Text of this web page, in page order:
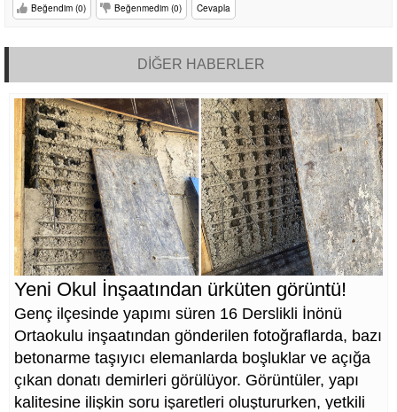
Beğendim (0) Beğenmedim (0) Cevapla
DİĞER HABERLER
Yeni Okul İnşaatından ürküten görüntü!
Genç ilçesinde yapımı süren 16 Derslikli İnönü
Ortaokulu inşaatından gönderilen fotoğraflarda, bazı
betonarme taşıyıcı elemanlarda boşluklar ve açığa
çıkan donatı demirleri görülüyor. Görüntüler, yapı
kalitesine ilişkin soru işaretleri oluştururken, yetkili